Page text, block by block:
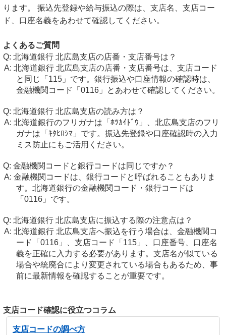
ります。 振込先登録や給与振込の際は、支店名、支店コー
ド、口座名義をあわせて確認してください。
よくあるご質問
北海道銀行 北広島支店の店番・支店番号は？
北海道銀行 北広島支店の店番・支店番号は、支店コード
と同じ「115」です。銀行振込や口座情報の確認時は、
金融機関コード「0116」とあわせて確認してください。
北海道銀行 北広島支店の読み方は？
北海道銀行のフリガナは「ﾎﾂｶｲﾄﾞｳ」、北広島支店のフリ
ガナは「ｷﾀﾋﾛｼﾏ」です。振込先登録や口座確認時の入力
ミス防止にもご活用ください。
金融機関コードと銀行コードは同じですか？
金融機関コードは、銀行コードと呼ばれることもありま
す。北海道銀行の金融機関コード・銀行コードは
「0116」です。
北海道銀行 北広島支店に振込する際の注意点は？
北海道銀行 北広島支店へ振込を行う場合は、金融機関コ
ード「0116」、支店コード「115」、口座番号、口座名
義を正確に入力する必要があります。支店名が似ている
場合や統廃合により変更されている場合もあるため、事
前に最新情報を確認することが重要です。
支店コード確認に役立つコラム
支店コードの調べ方